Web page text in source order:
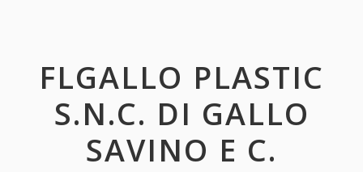
FLGALLO PLASTIC
S.N.C. DI GALLO
SAVINO E C.